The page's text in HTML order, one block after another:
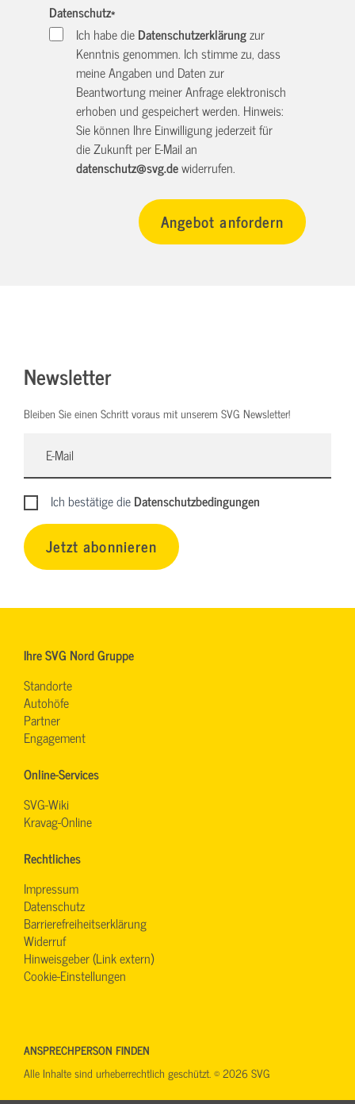
Datenschutz*
Ich habe dieDatenschutzerklärungzur
Kenntnis genommen. Ich stimme zu, dass
meine Angaben und Daten zur
Beantwortung meiner Anfrage elektronisch
erhoben und gespeichert werden. Hinweis:
Sie können Ihre Einwilligung jederzeit für
die Zukunft per E-Mail an
datenschutz@svg.dewiderrufen.
Newsletter
Bleiben Sie einen Schritt voraus mit unserem SVG Newsletter!
Ich bestätige dieDatenschutzbedingungen
Jetzt abonnieren
Ihre SVG Nord Gruppe
Standorte
Autohöfe
Partner
Engagement
Online-Services
SVG-Wiki
Kravag-Online
Rechtliches
Impressum
Datenschutz
Barrierefreiheitserklärung
Widerruf
Hinweisgeber (Link extern)
Cookie-Einstellungen
ANSPRECHPERSON FINDEN
Alle Inhalte sind urheberrechtlich geschützt. © 2026 SVG